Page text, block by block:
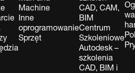
Machine
Inne
oprogramowanie
Sprzęt
CAD, CAM,
BIM
Centrum
Szkoleniowe
Autodesk –
szkolenia
CAD, BIM i